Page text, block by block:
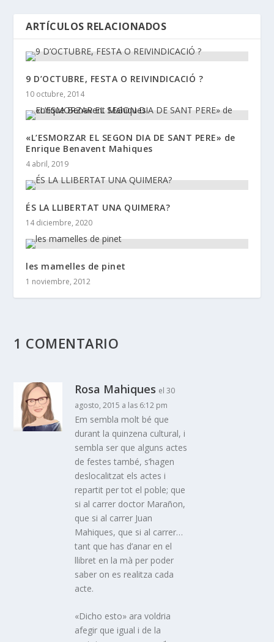
ARTÍCULOS RELACIONADOS
9 D’OCTUBRE, FESTA O REIVINDICACIÓ ?
10 octubre, 2014
«L’ESMORZAR EL SEGON DIA DE SANT PERE» de
Enrique Benavent Mahiques
4 abril, 2019
ÉS LA LLIBERTAT UNA QUIMERA?
14 diciembre, 2020
les mamelles de pinet
1 noviembre, 2012
1 COMENTARIO
Rosa Mahiques el 30
agosto, 2015 a las 6:12 pm
Em sembla molt bé que
durant la quinzena cultural, i
sembla ser que alguns actes
de festes també, s’hagen
deslocalitzat els actes i
repartit per tot el poble; que
si al carrer doctor Marañon,
que si al carrer Juan
Mahiques, que si al carrer…
tant que has d’anar en el
llibret en la mà per poder
saber on es realitza cada
acte.
«Dicho esto» ara voldria
afegir que igual i de la